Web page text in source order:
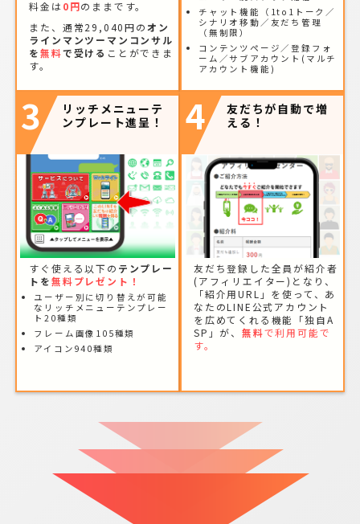
料金は 0円のままです。
また、通常29,040円のオン
ラインマンツーマンコンサル
を無料で受ける ことができま
す。
チャット機能（1to1トーク／
シナリオ移動／友だち管理
（無制限）
コンテンツページ／登録フォ
ーム／サブアカウント(マルチ
アカウント機能)
3
リッチメニューテ
ンプレート進呈！
すぐ使える以下の テンプレー
トを無料プレゼント！
ユーザー別に切り替えが可能
なリッチメニューテンプレー
ト20種類
フレーム画像105種類
アイコン940種類
4
友だちが自動で増
える！
友だち登録した全員が紹介者
(アフィリエイター)となり、
「紹介用URL」を使って、あ
なたのLINE公式アカウント
を広めてくれる機能「独自A
SP」が、 無料で利用可能で
す。